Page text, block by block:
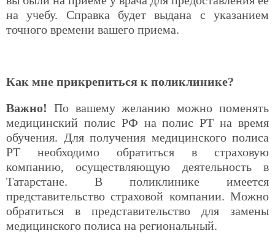
на учебу. Справка будет выдана с указанием
точного времени вашего приема.
Как мне прикрепиться к поликлинике?
Важно! По вашему желанию можно поменять
медицинский полис РФ на полис РТ на время
обучения. Для получения медицинского полиса
РТ необходимо обратиться в страховую
компанию, осуществляющую деятельность в
Татарстане. В поликлинике имеется
представительство страховой компании. Можно
обратиться в представительство для замены
медицинского полиса на региональный.